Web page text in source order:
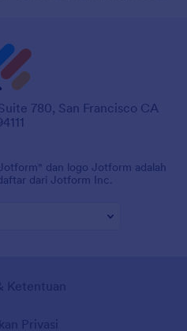
780, San Francisco CA
dan logo Jotform adalah
dari Jotform Inc.
Ketentuan
Privasi